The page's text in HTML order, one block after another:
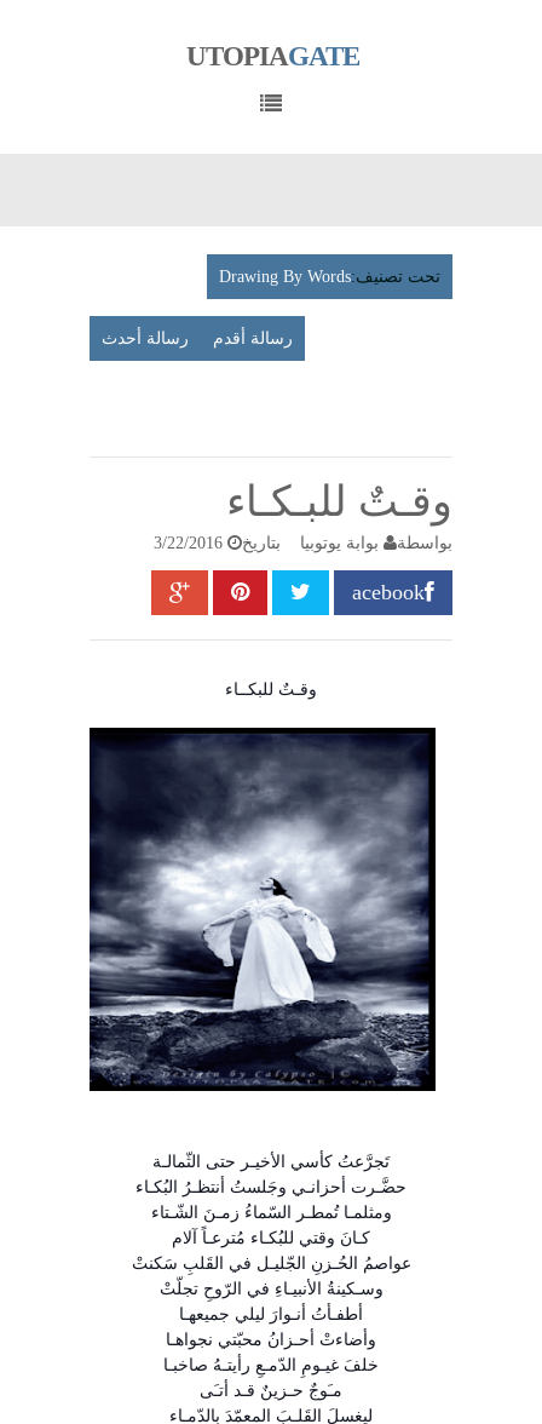
UTOPIAGATE
تحت تصنيف:Drawing By Words
رسالة أحدث رسالة أقدم
وقـتٌ للبـكـاء
بواسطة بوابة يوتوبيا بتاريخ
acebook
وقـتٌ للبكــاء
تَجرَّعتُ كأسي الأخيـر حتى الثّمالـة
حضَّـرت أحزانـي وجَلستُ أنتظـرُ البُكـاء
ومثلمـا تُمطـر السّماءُ زمـنَ الشّـتاء
كـانَ وقتي للبُكـاء مُترعـاً آلام
عواصمُ الحُـزنِ الجّليـل في القَلبِ سَكنتْ
وسـكينةُ الأنبيـاءِ في الرّوحِ تجلّتْ
أطفـأتُ أنـوارَ ليلي جميعهـا
وأضاءتْ أحـزانُ محبّتي نجواهـا
خلفَ غيـومِ الدّمـعِ رأيتـهُ صاخبـا
مـَوجٌ حـزينٌ قـد أتـَى
ليغسلَ القَلـبَ المعمّدَ بالدّمـاء